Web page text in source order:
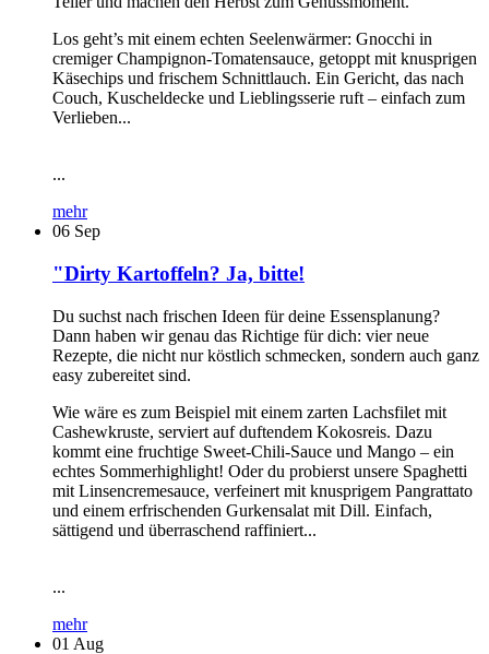
Los geht’s mit einem echten Seelenwärmer: Gnocchi in
cremiger Champignon-Tomatensauce, getoppt mit knusprigen
Käsechips und frischem Schnittlauch. Ein Gericht, das nach
Couch, Kuscheldecke und Lieblingsserie ruft – einfach zum
Verlieben...
...
mehr
06 Sep
"Dirty Kartoffeln? Ja, bitte!
Du suchst nach frischen Ideen für deine Essensplanung?
Dann haben wir genau das Richtige für dich: vier neue
Rezepte, die nicht nur köstlich schmecken, sondern auch ganz
easy zubereitet sind.
Wie wäre es zum Beispiel mit einem zarten Lachsfilet mit
Cashewkruste, serviert auf duftendem Kokosreis. Dazu
kommt eine fruchtige Sweet-Chili-Sauce und Mango – ein
echtes Sommerhighlight! Oder du probierst unsere Spaghetti
mit Linsencremesauce, verfeinert mit knusprigem Pangrattato
und einem erfrischenden Gurkensalat mit Dill. Einfach,
sättigend und überraschend raffiniert...
...
mehr
01 Aug